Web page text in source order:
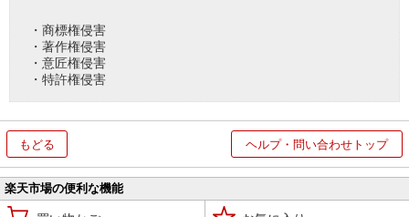
・商標権侵害
・著作権侵害
・意匠権侵害
・特許権侵害
もどる ヘルプ・問い合わせトップ
楽天市場の便利な機能